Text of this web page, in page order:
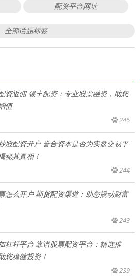
配资平台网址
全部话题标签
资返佣 银丰配资：专业股票融资，助您
值
246
股配资开户 誉合资本是否为实盘交易平
秘其真相！
244
期货配资渠道：助您撬动财富
243
杠杆平台 靠谱股票配资平台：精选推
您稳健投资！
239